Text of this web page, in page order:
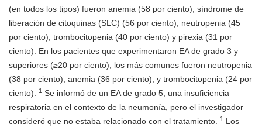
(en todos los tipos) fueron anemia (58 por ciento); síndrome de
liberación de citoquinas (SLC) (56 por ciento); neutropenia (45
por ciento); trombocitopenia (40 por ciento) y pirexia (31 por
ciento). En los pacientes que experimentaron EA de grado 3 y
superiores (≥20 por ciento), los más comunes fueron neutropenia
(38 por ciento); anemia (36 por ciento); y trombocitopenia (24 por
ciento).
1 Se informó de un EA de grado 5, una insuficiencia
respiratoria en el contexto de la neumonía, pero el investigador
consideró que no estaba relacionado con el tratamiento.
1 Los